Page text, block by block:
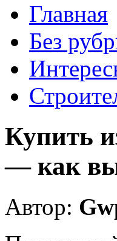
Главная
Без
Купить
— как
Автор: